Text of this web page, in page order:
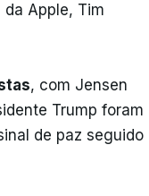
Apple, Tim
, com Jensen
Trump foram
de paz seguido